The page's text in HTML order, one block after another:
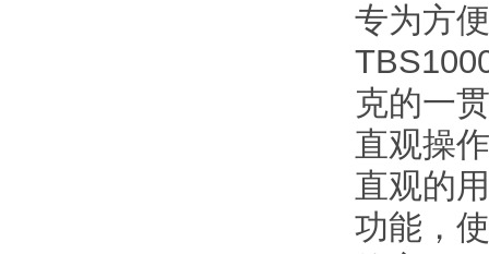
专为方
克的一
直观操作
直观的
功能，